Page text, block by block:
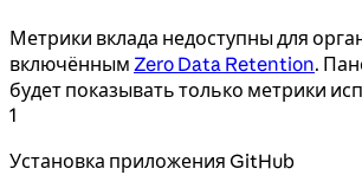
Метрики вклада недоступны для
включённым Zero Data Retention.
будет показывать только метрики
1
Установка приложения GitHub